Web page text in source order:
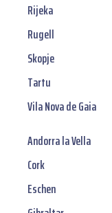
Rijeka
Rugell
Skopje
Tartu
Vila Nova de Gaia
Andorra la Vella
Cork
Eschen